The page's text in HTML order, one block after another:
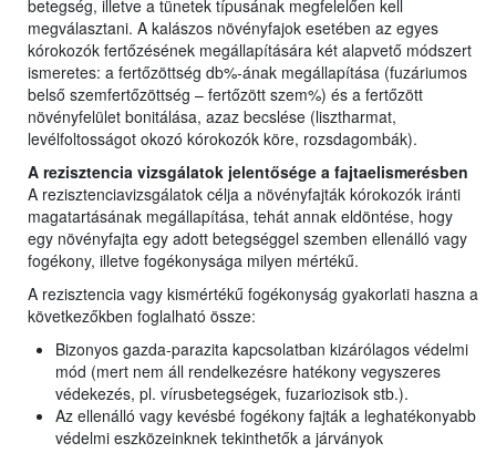
betegség, illetve a tünetek típusának megfelelően kell
megválasztani. A kalászos növényfajok esetében az egyes
kórokozók fertőzésének megállapítására két alapvető módszert
ismeretes: a fertőzöttség db%-ának megállapítása (fuzáriumos
belső szemfertőzöttség – fertőzött szem%) és a fertőzött
növényfelület bonitálása, azaz becslése (lisztharmat,
levélfoltosságot okozó kórokozók köre, rozsdagombák).
A rezisztencia vizsgálatok jelentősége a fajtaelismerésben
A rezisztenciavizsgálatok célja a növényfajták kórokozók iránti
magatartásának megállapítása, tehát annak eldöntése, hogy
egy növényfajta egy adott betegséggel szemben ellenálló vagy
fogékony, illetve fogékonysága milyen mértékű.
A rezisztencia vagy kismértékű fogékonyság gyakorlati haszna a
következőkben foglalható össze:
Bizonyos gazda-parazita kapcsolatban kizárólagos védelmi
mód (mert nem áll rendelkezésre hatékony vegyszeres
védekezés, pl. vírusbetegségek, fuzariozisok stb.).
Az ellenálló vagy kevésbé fogékony fajták a leghatékonyabb
védelmi eszközeinknek tekinthetők a járványok